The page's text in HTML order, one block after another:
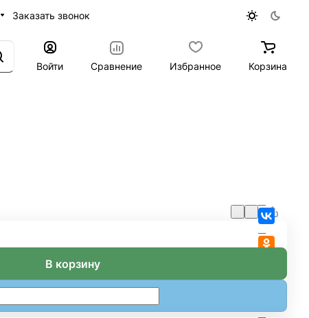
Заказать звонок
Войти Сравнение Избранное Корзина
В корзину